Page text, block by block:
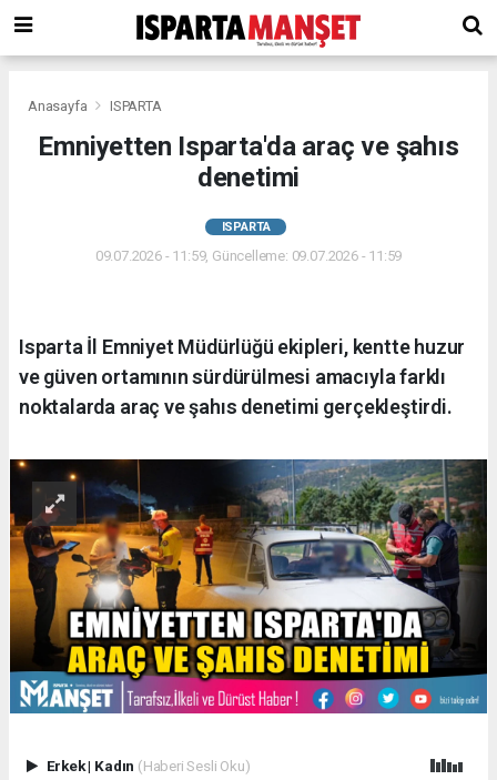
Anasayfa ISPARTA
Emniyetten Isparta'da araç ve şahıs
denetimi
ISPARTA
09.07.2026 - 11:59, Güncelleme: 09.07.2026 - 11:59
Isparta İl Emniyet Müdürlüğü ekipleri, kentte huzur
ve güven ortamının sürdürülmesi amacıyla farklı
noktalarda araç ve şahıs denetimi gerçekleştirdi.
Erkek| Kadın (Haberi Sesli Oku)